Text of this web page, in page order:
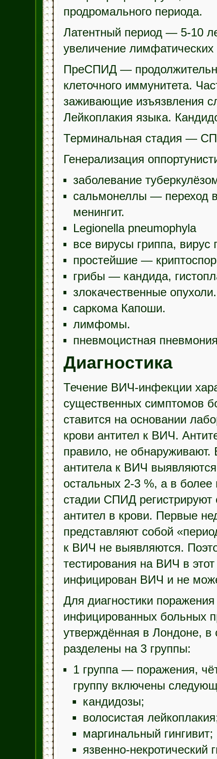
продромального периода.
Латентный период — 5-10
увеличение
ПреСПИД —
клеточного иммунитета.
заживающие изъязвления
Лейкоплакия языка.
Терминальная стадия —
Генерализация
заболевание
сальмонеллы — переход
менингит.
Legionella pneumophyla
все вирусы гриппа, вирус
простейшие —
грибы — кандида,
злокачественные опухоли.
саркома Капоши.
лимфомы.
пневмоцистная
Диагностика
Течение ВИЧ-инфекции
существенных симптомов
ставится на основании
крови антител к ВИЧ.
правило, не
антитела к ВИЧ
остальных 2-3 %, а в
стадии СПИД
антител в крови. Первые
представляют собой
к ВИЧ не выявляются.
тестирования на ВИЧ в
инфицирован ВИЧ и не
Для диагностики
инфицированных больных
утверждённая в Лондоне, в
разделены на 3 группы:
1 группа — поражения,
группу включены
кандидозы;
волосистая
маргинальный гингивит;
язвенно-некротический